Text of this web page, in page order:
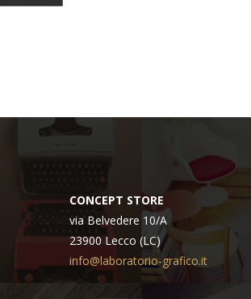
CONCEPT STORE
via Belvedere 10/A
23900 Lecco (LC)
info@laboratorio-grafico.it